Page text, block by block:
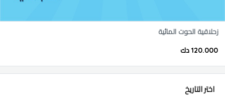
زحلاقية الحوت المائية
120.000 دك
اختر التاريخ